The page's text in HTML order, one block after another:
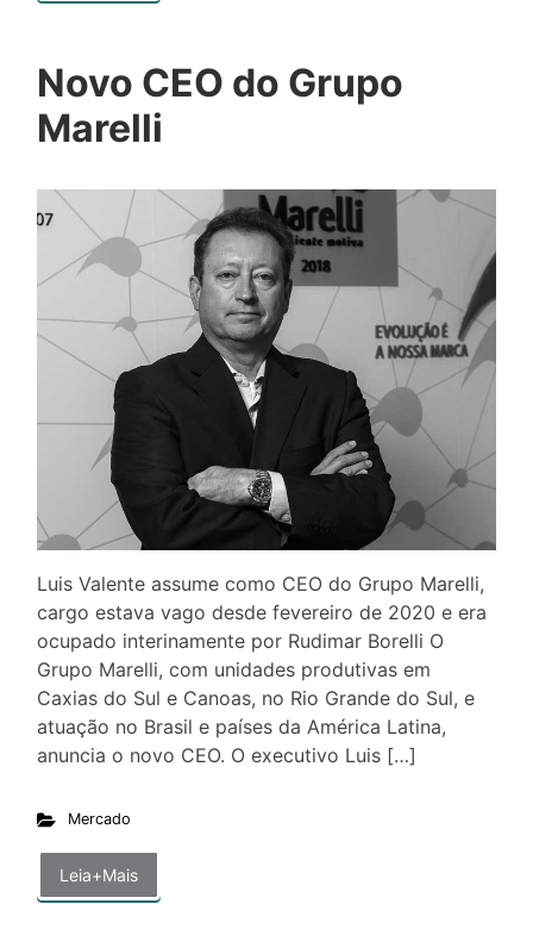
Novo CEO do Grupo
Marelli
Luis Valente assume como CEO do Grupo Marelli,
cargo estava vago desde fevereiro de 2020 e era
ocupado interinamente por Rudimar Borelli O
Grupo Marelli, com unidades produtivas em
Caxias do Sul e Canoas, no Rio Grande do Sul, e
atuação no Brasil e países da América Latina,
anuncia o novo CEO. O executivo Luis […]
Mercado
Leia+Mais